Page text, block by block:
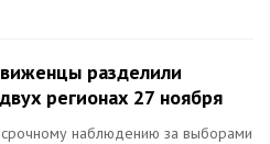
разделили
регионах 27 ноября
наблюдению за выборами